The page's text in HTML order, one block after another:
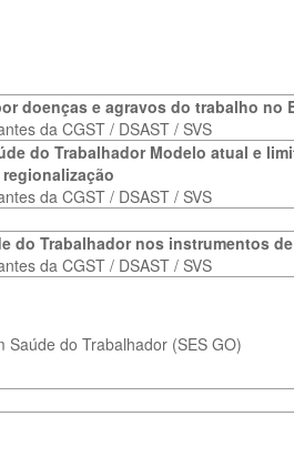
doenças e agravos do trabalho no
da CGST / DSAST / SVS
do Trabalhador Modelo atual e
da CGST / DSAST / SVS
do Trabalhador nos instrumentos
da CGST / DSAST / SVS
Saúde do Trabalhador (SES GO)